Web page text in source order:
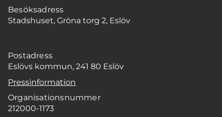
Besöksadress
Stadshuset, Gröna torg 2, Eslöv
Postadress
Eslövs kommun, 241 80 Eslöv
Pressinformation
Organisationsnummer
212000-1173